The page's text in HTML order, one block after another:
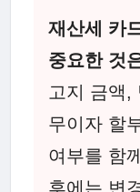
재산세 카
중요한 것
고지 금액,
무이자 할
여부를 함
후에는 변